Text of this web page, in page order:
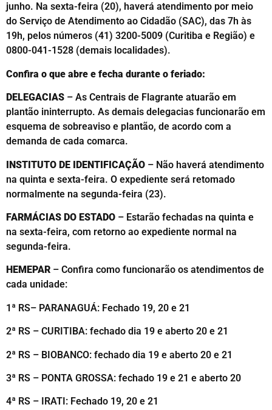
junho. Na sexta-feira (20), haverá atendimento por meio
do Serviço de Atendimento ao Cidadão (SAC), das 7h às
19h, pelos números (41) 3200-5009 (Curitiba e Região) e
0800-041-1528 (demais localidades).
Confira o que abre e fecha durante o feriado:
DELEGACIAS – As Centrais de Flagrante atuarão em
plantão ininterrupto. As demais delegacias funcionarão em
esquema de sobreaviso e plantão, de acordo com a
demanda de cada comarca.
INSTITUTO DE IDENTIFICAÇÃO – Não haverá atendimento
na quinta e sexta-feira. O expediente será retomado
normalmente na segunda-feira (23).
FARMÁCIAS DO ESTADO – Estarão fechadas na quinta e
na sexta-feira, com retorno ao expediente normal na
segunda-feira.
HEMEPAR – Confira como funcionarão os atendimentos de
cada unidade:
1ª RS– PARANAGUÁ: Fechado 19, 20 e 21
2ª RS – CURITIBA: fechado dia 19 e aberto 20 e 21
2ª RS – BIOBANCO: fechado dia 19 e aberto 20 e 21
3ª RS – PONTA GROSSA: fechado 19 e 21 e aberto 20
4ª RS – IRATI: Fechado 19, 20 e 21